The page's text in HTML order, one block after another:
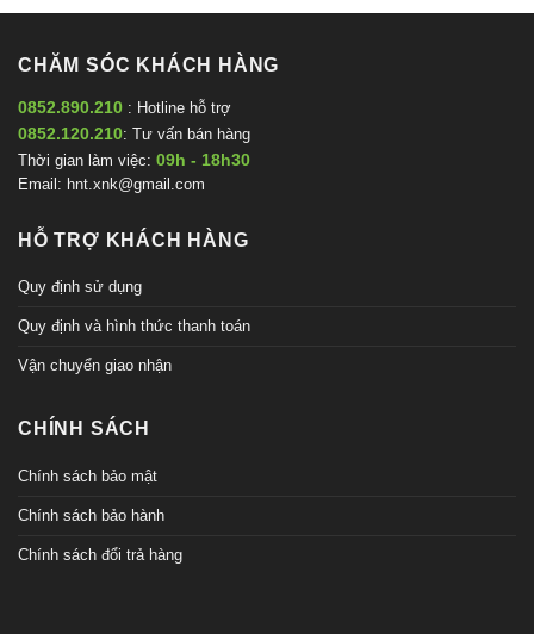
CHĂM SÓC KHÁCH HÀNG
0852.890.210 : Hotline hỗ trợ
0852.120.210: Tư vấn bán hàng
Thời gian làm việc: 09h - 18h30
Email: hnt.xnk@gmail.com
HỖ TRỢ KHÁCH HÀNG
Quy định sử dụng
Quy định và hình thức thanh toán
Vận chuyển giao nhận
CHÍNH SÁCH
Chính sách bảo mật
Chính sách bảo hành
Chính sách đổi trả hàng